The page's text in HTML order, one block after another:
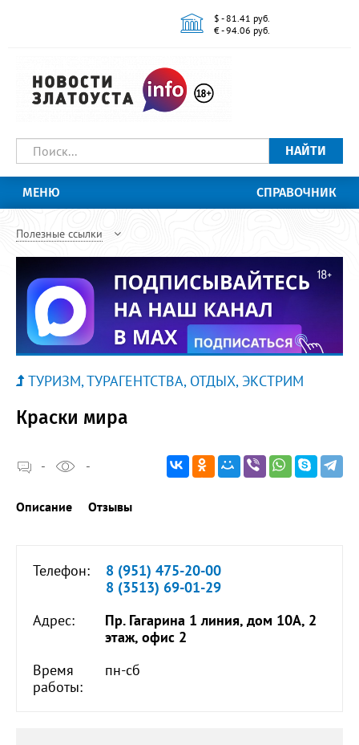
$ - 81.41 руб.
€ - 94.06 руб.
НАЙТИ
МЕНЮ СПРАВОЧНИК
Полезные ссылки
ТУРИЗМ, ТУРАГЕНТСТВА, ОТДЫХ, ЭКСТРИМ
Краски мира
- -
Описание Отзывы
Телефон:
8 (951) 475-20-00
8 (3513) 69-01-29
Адрес:
Пр. Гагарина 1 линия, дом 10А, 2
этаж, офис 2
Время
работы:
пн-сб